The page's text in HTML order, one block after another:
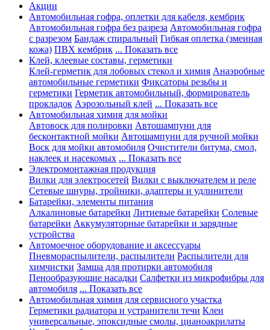
Акции
Автомобильная гофра, оплетки для кабеля, кембрик
Автомобильная гофра без разреза Автомобильная гофра
с разрезом Бандаж спиральный Гибкая оплетка (змеиная
кожа) ПВХ кембрик ... Показать все
Клей, клеевые составы, герметики
Клей-герметик для лобовых стекол и химия Анаэробные
автомобильные герметики Фиксаторы резьбы и
герметики Герметик автомобильный, формирователь
прокладок Аэрозольный клей ... Показать все
Автомобильная химия для мойки
Автовоск для полировки Автошампуни для
бесконтактной мойки Автошампуни для ручной мойки
Воск для мойки автомобиля Очистители битума, смол,
наклеек и насекомых ... Показать все
Электромонтажная продукция
Вилки для электросетей Вилки с выключателем и реле
Сетевые шнуры, тройники, адаптеры и удлинители
Батарейки, элементы питания
Алкалиновые батарейки Литиевые батарейки Солевые
батарейки Аккумуляторные батарейки и зарядные
устройства
Автомоечное оборудование и аксессуары
Пневмораспылители, распылители Распылители для
химчистки Замша для протирки автомобиля
Пенообразующие насадки Салфетки из микрофибры для
автомобиля ... Показать все
Автомобильная химия для сервисного участка
Герметики радиатора и устранители течи Клеи
универсальные, эпоксидные смолы, цианоакрилаты